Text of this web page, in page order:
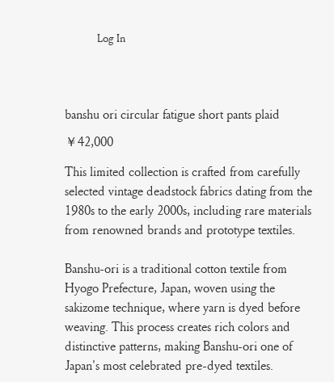
Log In
banshu ori circular fatigue short pants plaid
Price
￥42,000
This limited collection is crafted from carefully
selected vintage deadstock fabrics dating from the
1980s to the early 2000s, including rare materials
from renowned brands and prototype textiles.
Banshu-ori is a traditional cotton textile from
Hyogo Prefecture, Japan, woven using the
sakizome technique, where yarn is dyed before
weaving. This process creates rich colors and
distinctive patterns, making Banshu-ori one of
Japan's most celebrated pre-dyed textiles.